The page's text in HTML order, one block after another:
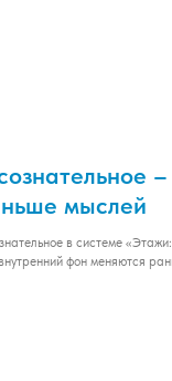
мыслей
в системе
фон меняются